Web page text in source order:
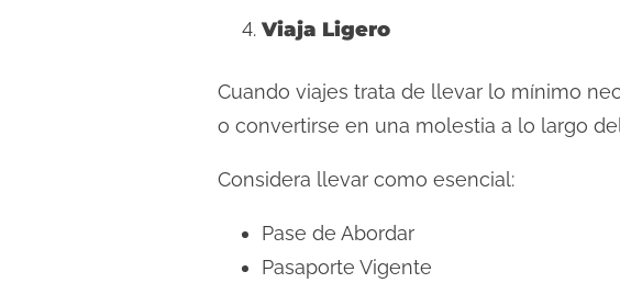
Viaja Ligero
Cuando viajes trata de llevar lo mínimo
o convertirse en una molestia a lo largo
Considera llevar como esencial:
Pase de Abordar
Pasaporte Vigente